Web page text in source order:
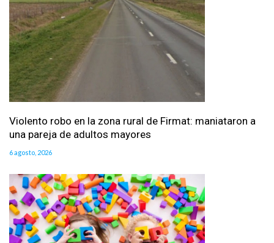
Violento robo en la zona rural de Firmat: maniataron a
una pareja de adultos mayores
6 agosto, 2026